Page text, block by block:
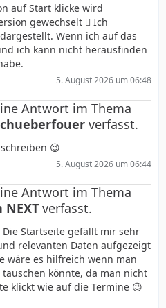
auf Start klicke wird
gewechselt 🫩 Ich
Wenn ich auf das
ich kann nicht herausfinden
5. August 2026 um 06:48
Antwort im Thema
verfasst.
😉
5. August 2026 um 06:44
Antwort im Thema
verfasst.
Startseite gefällt mir sehr
relevanten Daten aufgezeigt
wäre es hilfreich wenn man
könnte, da man nicht
klickt wie auf die Termine 😉